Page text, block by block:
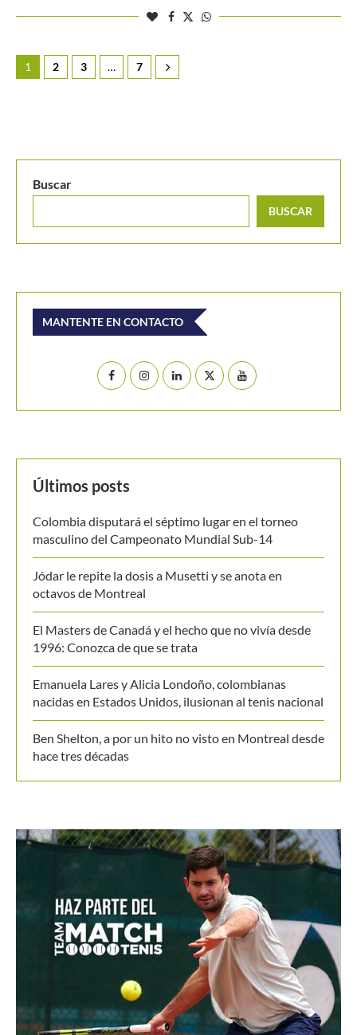
1 2 3 … 7
Buscar
BUSCAR
MANTENTE EN CONTACTO
Últimos posts
Colombia disputará el séptimo lugar en el torneo
masculino del Campeonato Mundial Sub-14
Jódar le repite la dosis a Musetti y se anota en
octavos de Montreal
El Masters de Canadá y el hecho que no vivía desde
1996: Conozca de que se trata
Emanuela Lares y Alicia Londoño, colombianas
nacidas en Estados Unidos, ilusionan al tenis nacional
Ben Shelton, a por un hito no visto en Montreal desde
hace tres décadas